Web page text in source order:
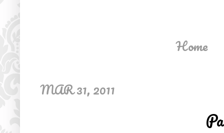
Home
MAR 31, 2011